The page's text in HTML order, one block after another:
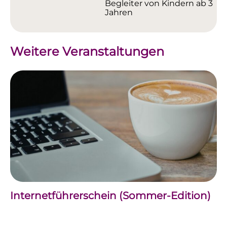
Begleiter von Kindern ab 3
Jahren
Weitere Veranstaltungen
Internetführerschein (Sommer-Edition)